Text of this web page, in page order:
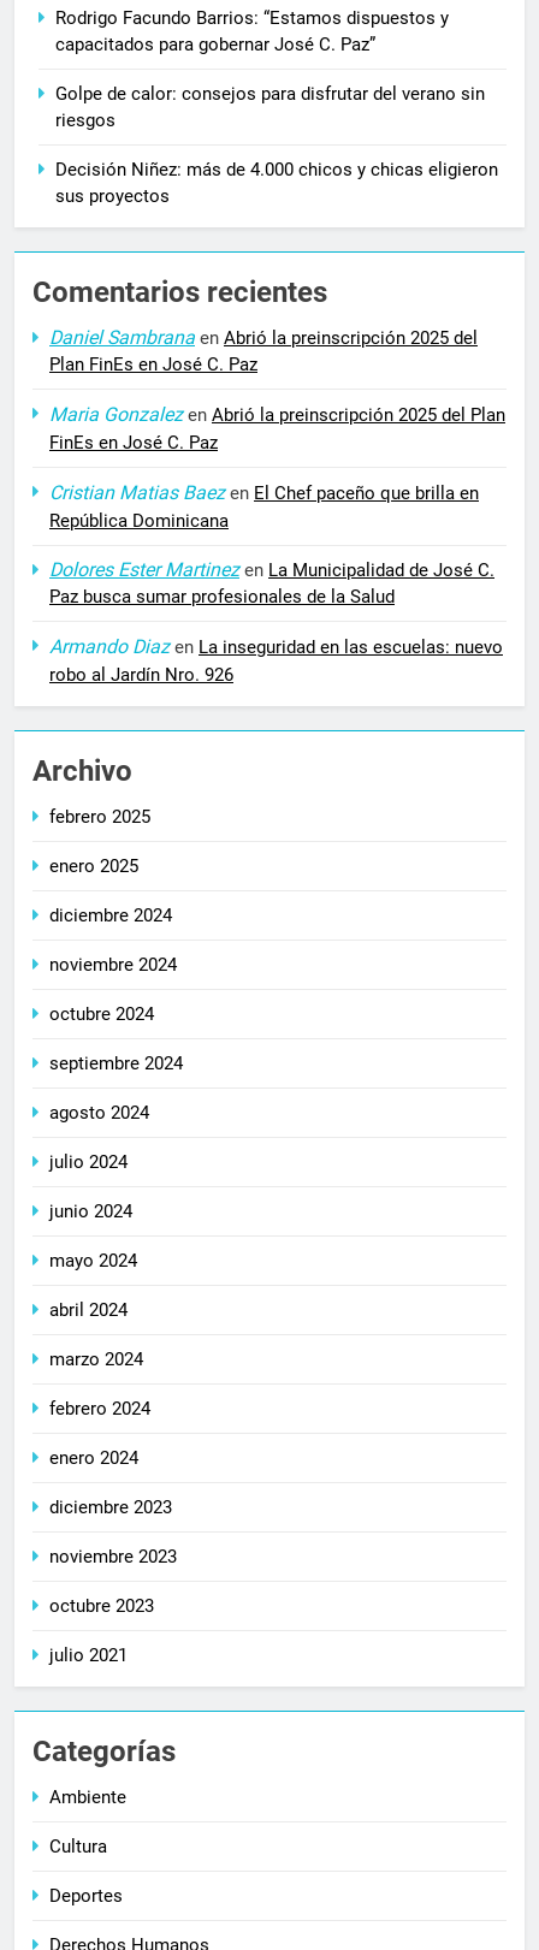
Rodrigo Facundo Barrios: “Estamos dispuestos y
capacitados para gobernar José C. Paz”
Golpe de calor: consejos para disfrutar del verano sin
riesgos
Decisión Niñez: más de 4.000 chicos y chicas eligieron
sus proyectos
Comentarios recientes
Daniel Sambrana en Abrió la preinscripción 2025 del
Plan FinEs en José C. Paz
Maria Gonzalezen Abrió la preinscripción 2025 del Plan
FinEs en José C. Paz
Cristian Matias Baezen El Chef paceño que brilla en
República Dominicana
Dolores Ester Martinezen La Municipalidad de José C.
Paz busca sumar profesionales de la Salud
Armando Diazen La inseguridad en las escuelas: nuevo
robo al Jardín Nro. 926
Archivo
febrero 2025
enero 2025
diciembre 2024
noviembre 2024
octubre 2024
septiembre 2024
agosto 2024
julio 2024
junio 2024
mayo 2024
abril 2024
marzo 2024
febrero 2024
enero 2024
diciembre 2023
noviembre 2023
octubre 2023
julio 2021
Categorías
Ambiente
Cultura
Deportes
Derechos Humanos